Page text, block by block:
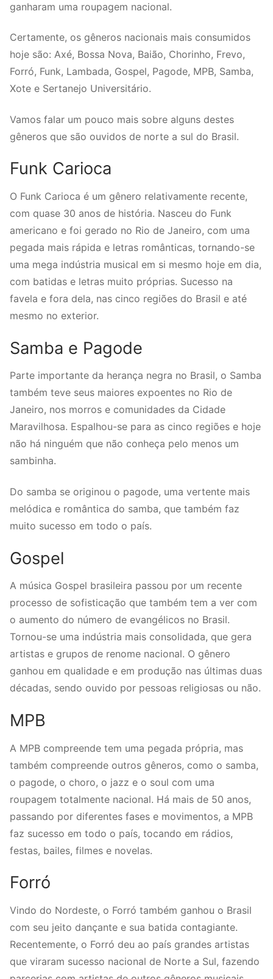
ganharam uma roupagem nacional.
Certamente, os gêneros nacionais mais consumidos
hoje são: Axé, Bossa Nova, Baião, Chorinho, Frevo,
Forró, Funk, Lambada, Gospel, Pagode, MPB, Samba,
Xote e Sertanejo Universitário.
Vamos falar um pouco mais sobre alguns destes
gêneros que são ouvidos de norte a sul do Brasil.
Funk Carioca
O Funk Carioca é um gênero relativamente recente,
com quase 30 anos de história. Nasceu do Funk
americano e foi gerado no Rio de Janeiro, com uma
pegada mais rápida e letras românticas, tornando-se
uma mega indústria musical em si mesmo hoje em dia,
com batidas e letras muito próprias. Sucesso na
favela e fora dela, nas cinco regiões do Brasil e até
mesmo no exterior.
Samba e Pagode
Parte importante da herança negra no Brasil, o Samba
também teve seus maiores expoentes no Rio de
Janeiro, nos morros e comunidades da Cidade
Maravilhosa. Espalhou-se para as cinco regiões e hoje
não há ninguém que não conheça pelo menos um
sambinha.
Do samba se originou o pagode, uma vertente mais
melódica e romântica do samba, que também faz
muito sucesso em todo o país.
Gospel
A música Gospel brasileira passou por um recente
processo de sofisticação que também tem a ver com
o aumento do número de evangélicos no Brasil.
Tornou-se uma indústria mais consolidada, que gera
artistas e grupos de renome nacional. O gênero
ganhou em qualidade e em produção nas últimas duas
décadas, sendo ouvido por pessoas religiosas ou não.
MPB
A MPB compreende tem uma pegada própria, mas
também compreende outros gêneros, como o samba,
o pagode, o choro, o jazz e o soul com uma
roupagem totalmente nacional. Há mais de 50 anos,
passando por diferentes fases e movimentos, a MPB
faz sucesso em todo o país, tocando em rádios,
festas, bailes, filmes e novelas.
Forró
Vindo do Nordeste, o Forró também ganhou o Brasil
com seu jeito dançante e sua batida contagiante.
Recentemente, o Forró deu ao país grandes artistas
que viraram sucesso nacional de Norte a Sul, fazendo